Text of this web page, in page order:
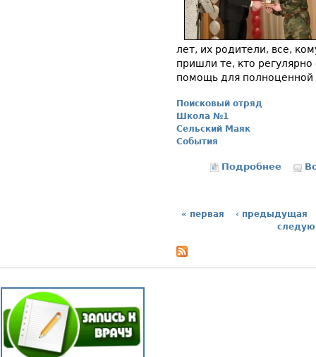
лет, их родители, все,
пришли те, кто
помощь для полноценной
Поисковый отряд
Школа №1
Сельский Маяк
События
Подробнее о
« первая
‹ предыдущая